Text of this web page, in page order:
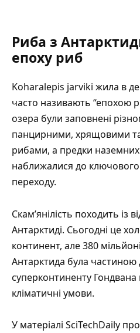
Риба з
епоху риб
Koharalepis jarviki жила в
часто називають “епохою
озера були заповнені
панцирними, хрящовими
рибами, а предки
наближалися до
переходу.
Скам’янілість походить із
Антарктиді. Сьогодні це
континент, але 380
Антарктида була частиною
суперконтиненту Гондвана
кліматичні умови.
У матеріалі SciTechDaily